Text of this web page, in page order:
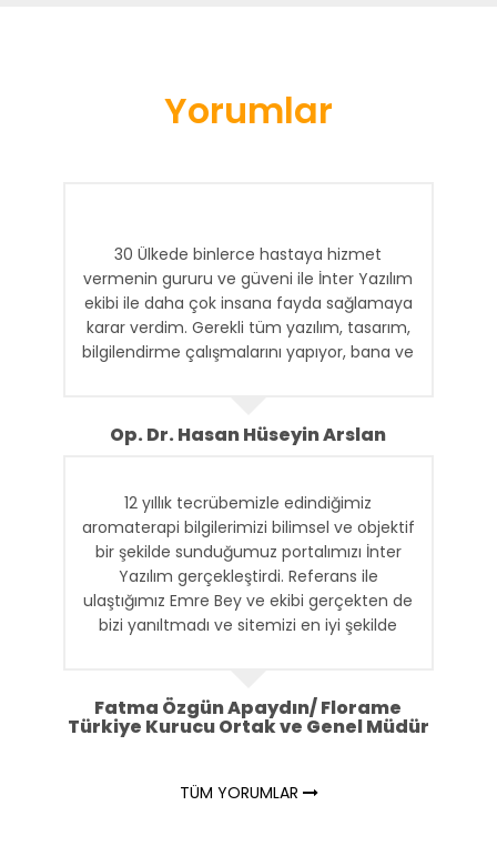
Yorumlar
30 Ülkede binlerce hastaya hizmet
vermenin gururu ve güveni ile İnter Yazılım
ekibi ile daha çok insana fayda sağlamaya
karar verdim. Gerekli tüm yazılım, tasarım,
bilgilendirme çalışmalarını yapıyor, bana ve
Op. Dr. Hasan Hüseyin Arslan
12 yıllık tecrübemizle edindiğimiz
aromaterapi bilgilerimizi bilimsel ve objektif
bir şekilde sunduğumuz portalımızı İnter
Yazılım gerçekleştirdi. Referans ile
ulaştığımız Emre Bey ve ekibi gerçekten de
bizi yanıltmadı ve sitemizi en iyi şekilde
diliyorum.
Fatma Özgün Apaydın/ Florame
Türkiye Kurucu Ortak ve Genel Müdür
TÜM YORUMLAR